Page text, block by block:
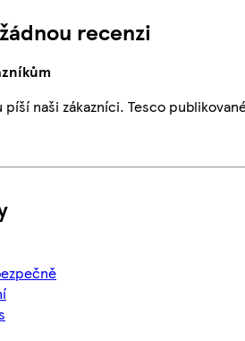
recenzi
píší naši zákazníci. Tesco